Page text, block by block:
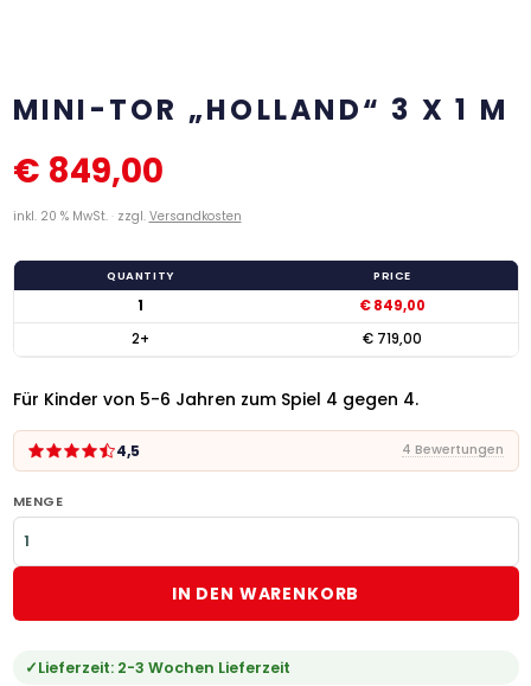
MINI-TOR „HOLLAND“ 3 X 1 M
€ 849,00
inkl. 20 % MwSt. zzgl. Versandkosten
QUANTITY PRICE
1 €849,00
2+
€ 719,00
Für Kinder von 5-6 Jahren zum Spiel 4 gegen 4.
4,5 4 Bewertungen
MENGE
IN DEN WARENKORB
Lieferzeit: 2-3 Wochen Lieferzeit